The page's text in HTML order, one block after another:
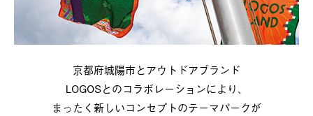
京都府城陽市とアウトドアブランド
LOGOSとのコラボレーションにより、
まったく新しいコンセプトのテーマパークが